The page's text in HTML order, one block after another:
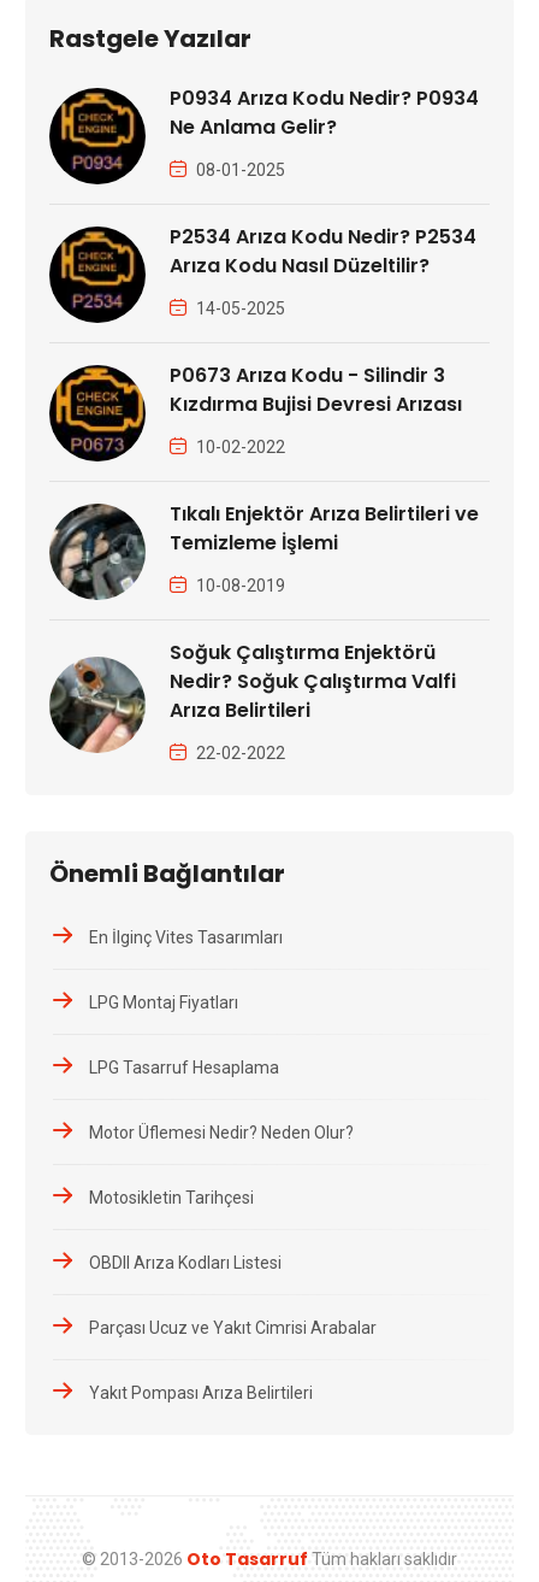
Rastgele Yazılar
P0934 Arıza Kodu Nedir? P0934
Ne Anlama Gelir?
08-01-2025
P2534 Arıza Kodu Nedir? P2534
Arıza Kodu Nasıl Düzeltilir?
14-05-2025
P0673 Arıza Kodu - Silindir 3
Kızdırma Bujisi Devresi Arızası
10-02-2022
Tıkalı Enjektör Arıza Belirtileri ve
Temizleme İşlemi
10-08-2019
Soğuk Çalıştırma Enjektörü
Nedir? Soğuk Çalıştırma Valfi
Arıza Belirtileri
22-02-2022
Önemli Bağlantılar
En İlginç Vites Tasarımları
LPG Montaj Fiyatları
LPG Tasarruf Hesaplama
Motor Üflemesi Nedir? Neden Olur?
Motosikletin Tarihçesi
OBDII Arıza Kodları Listesi
Parçası Ucuz ve Yakıt Cimrisi Arabalar
Yakıt Pompası Arıza Belirtileri
© 2013-2026 Oto Tasarruf Tüm hakları saklıdır